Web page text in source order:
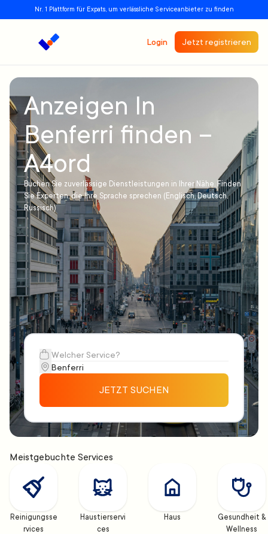
Nr. 1 Plattform für Expats, um verlässliche Serviceanbieter zu finden
Login Jetzt registrieren
Anzeigen In
Benferri finden –
A4ord
Buchen Sie zuverlässige Dienstleistungen in Ihrer Nähe. Finden
Sie Experten, die Ihre Sprache sprechen (Englisch, Deutsch,
Russisch)
JETZT SUCHEN
Meistgebuchte Services
Reinigungsse
rvices
Haustierservi
ces
Haus
Gesundheit &
Wellness